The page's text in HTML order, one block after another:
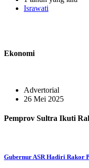
Israwati
Ekonomi
Advertorial
26 Mei 2025
Pemprov Sultra Ikuti
Gubernur ASR Hadiri Rakor